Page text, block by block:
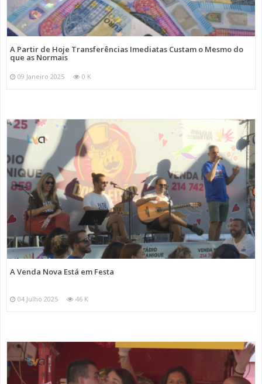
A Partir de Hoje Transferências Imediatas Custam o Mesmo do
que as Normais
09 Janeiro 2025 0 K
A Venda Nova Está em Festa
04 Julho 2025 46 K